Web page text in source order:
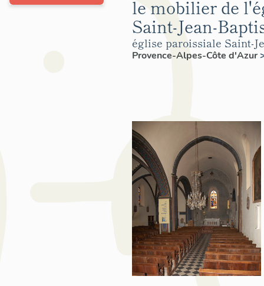
le mobilier de
Saint-Jean-
église paroissiale Saint-
Provence-Alpes-Côte d'Azur